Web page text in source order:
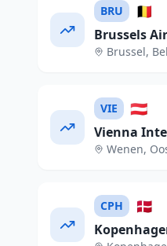
BRU 🇧🇪
Brussels
Brussel,
VIE 🇦🇹
Vienna
Wenen,
CPH 🇩🇰